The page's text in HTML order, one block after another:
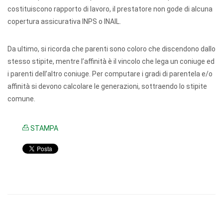
costituiscono rapporto di lavoro, il prestatore non gode di alcuna
copertura assicurativa INPS o INAIL.
Da ultimo, si ricorda che parenti sono coloro che discendono dallo
stesso stipite, mentre l’affinità è il vincolo che lega un coniuge ed
i parenti dell’altro coniuge. Per computare i gradi di parentela e/o
affinità si devono calcolare le generazioni, sottraendo lo stipite
comune.
STAMPA